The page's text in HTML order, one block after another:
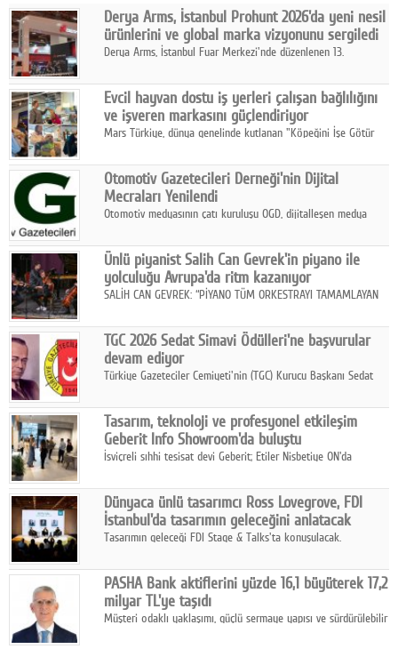
Facebook
Diziler
Karikatür
Youtube
Polemik
Reklam
Yazarlar
Künye
SOSYAL MEDYA
Facebook
Twitter
Google Plus
© 2026 TÜM HAKLARI SAKLIDIR
Derya Arms, İstanbul Prohunt 2026'da yeni nesil
ürünlerini ve global marka vizyonunu sergiledi
Derya Arms, İstanbul Fuar Merkezi'nde düzenlenen 13.
Fuarı'nda sektör profesyonelleri, iş ortakları, bayiler ve son
kullanıcılarla bir araya geldi.
Evcil hayvan dostu iş yerleri çalışan bağlılığını
ve işveren markasını güçlendiriyor
Mars Türkiye, dünya genelinde kutlanan "Köpeğini İşe Götür
çalışan bağlılığı, iyi olma hali ve işveren markası üzerindeki
etkisine dikkat çekti.
Otomotiv Gazetecileri Derneği'nin Dijital
Mecraları Yenilendi
Otomotiv medyasının çatı kuruluşu OGD, dijitalleşen medya
hedefiyle internet sitesini ve sosyal medya kanallarını yeniledi.
Ünlü piyanist Salih Can Gevrek'in piyano ile
yolculuğu Avrupa'da ritm kazanıyor
SALİH CAN GEVREK: “PİYANO TÜM ORKESTRAYI TAMAMLAYAN
ETKİ YARATIYOR"
TGC 2026 Sedat Simavi Ödülleri'ne başvurular
devam ediyor
Türkiye Gazeteciler Cemiyeti'nin (TGC) Kurucu Başkanı Sedat
Tasarım, teknoloji ve profesyonel etkileşim
Geberit Info Showroom'da buluştu
İsviçreli sıhhi tesisat devi Geberit; Etiler Nisbetiye ON'da
ortaklığıyla özel bir davete ev sahipliği yaptı.
Dünyaca ünlü tasarımcı Ross Lovegrove, FDI
İstanbul'da tasarımın geleceğini anlatacak
Tasarımın geleceği FDI Stage & Talks'ta konuşulacak.
PASHA Bank aktiflerini yüzde 16,1 büyüterek 17,2
milyar TL'ye taşıdı
Müşteri odaklı yaklaşımı, güçlü sermaye yapısı ve sürdürülebilir